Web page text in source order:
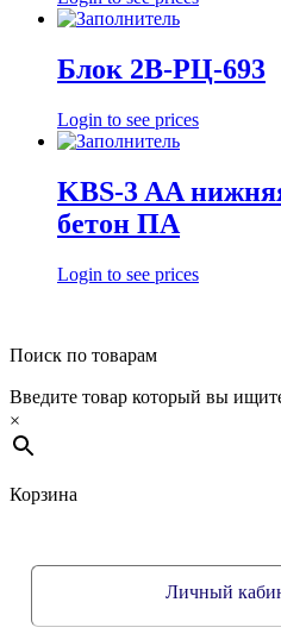
Блок 2В-РЦ-693
Login to see prices
KBS-3 AA
бетон ПА
Login to see prices
Поиск по товарам
Введите товар который вы
×
Корзина
Личный